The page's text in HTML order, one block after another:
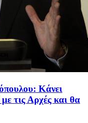
Κάνει
τις Αρχές και θα